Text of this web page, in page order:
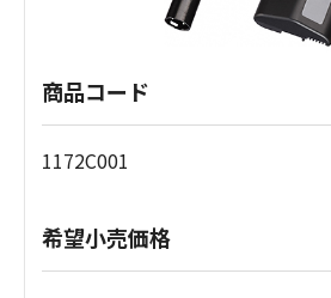
商品コード
1172C001
希望小売価格